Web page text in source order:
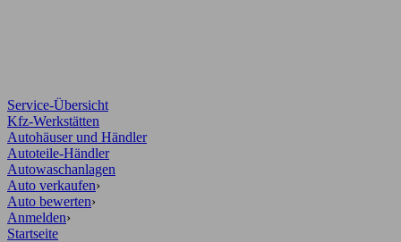
Service-Übersicht
Kfz-Werkstätten
Autohäuser und Händler
Autoteile-Händler
Autowaschanlagen
Auto verkaufen›
Auto bewerten›
Anmelden›
Startseite